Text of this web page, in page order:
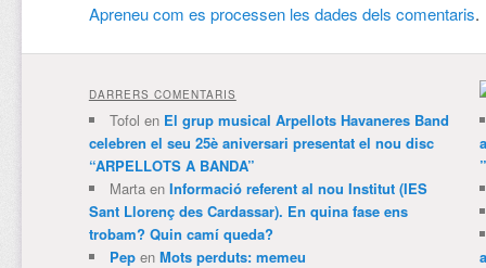
Apreneu com es processen les dades dels comentaris.
DARRERS COMENTARIS
Tofol en El grup musical Arpellots Havaneres Band
celebren el seu 25è aniversari presentat el nou disc
“ARPELLOTS A BANDA”
Martaen Informació referent al nou Institut (IES
Sant Llorenç des Cardassar). En quina fase ens
trobam? Quin camí queda?
Pepen Mots perduts: memeu
”